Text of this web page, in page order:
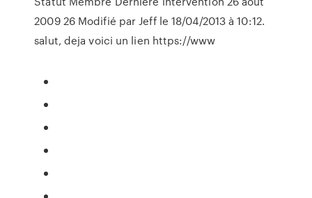
2009 26 Modifié par Jeff le 18/04/2013 à 10:12.
salut, deja voici un lien https://www